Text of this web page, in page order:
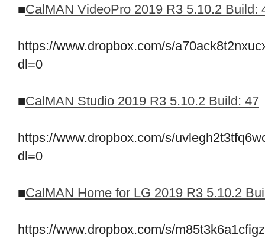
■CalMAN VideoPro 2019 R3 5.10.2 Build:
https://www.dropbox.com/s/
dl=0
■CalMAN Studio 2019 R3 5.10.2 Build: 47
https://www.dropbox.com/s/
dl=0
■CalMAN Home for LG 2019 R3 5.10.2
https://www.dropbox.com/s/